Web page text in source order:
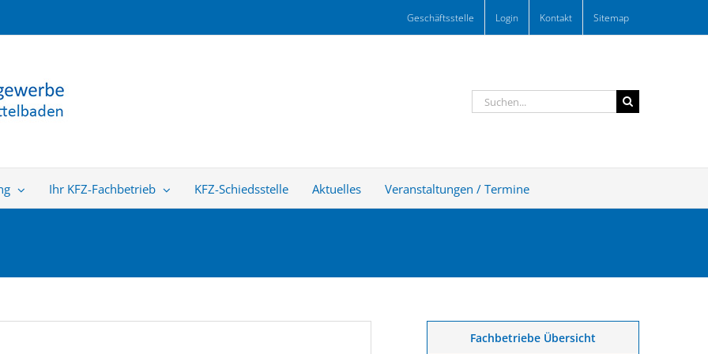
Geschäftsstelle Login Kontakt Sitemap
Suche
nach:
Ihr KFZ-Fachbetrieb KFZ-Schiedsstelle Aktuelles Veranstaltungen / Termine
Fachbetriebe Übersicht